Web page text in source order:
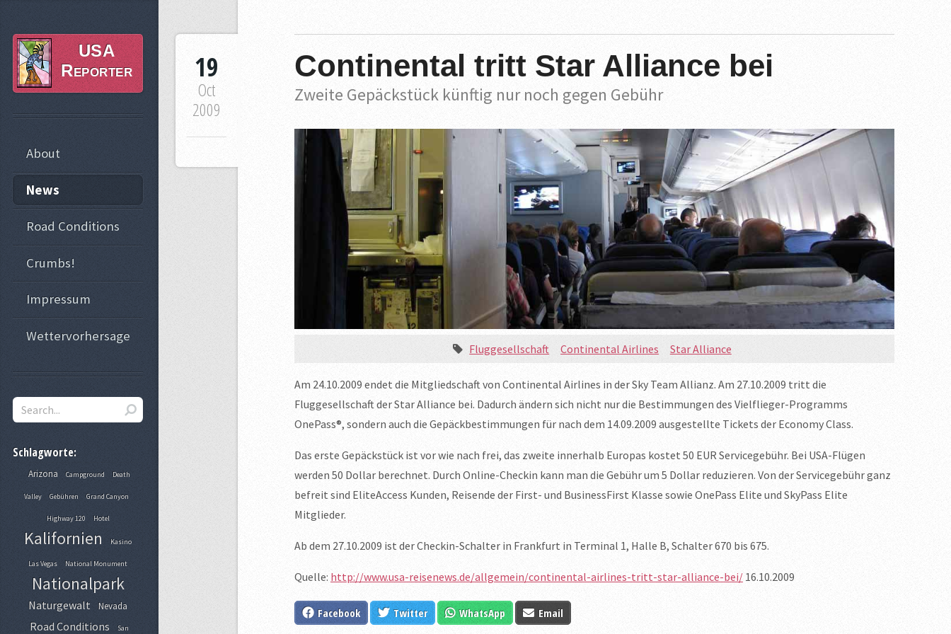
Continental tritt Star Alliance bei
Zweite Gepäckstück künftig nur noch gegen Gebühr
19
Oct
2009
Fluggesellschaft Continental Airlines Star Alliance
Am 24.10.2009 endet die Mitgliedschaft von Continental Airlines in der Sky Team Allianz. Am 27.10.2009 tritt die
Fluggesellschaft der Star Alliance bei. Dadurch ändern sich nicht nur die Bestimmungen des Vielflieger-Programms
OnePass®, sondern auch die Gepäckbestimmungen für nach dem 14.09.2009 ausgestellte Tickets der Economy Class.
Das erste Gepäckstück ist vor wie nach frei, das zweite innerhalb Europas kostet 50 EUR Servicegebühr. Bei USA-Flügen
werden 50 Dollar berechnet. Durch Online-Checkin kann man die Gebühr um 5 Dollar reduzieren. Von der Servicegebühr ganz
befreit sind EliteAccess Kunden, Reisende der First- und BusinessFirst Klasse sowie OnePass Elite und SkyPass Elite
Mitglieder.
Ab dem 27.10.2009 ist der Checkin-Schalter in Frankfurt in Terminal 1, Halle B, Schalter 670 bis 675.
Quelle: http://www.usa-reisenews.de/allgemein/continental-airlines-tritt-star-alliance-bei/ 16.10.2009
Facebook Twitter WhatsApp Email
USA
Reporter
About
News
Road Conditions
Crumbs!
Impressum
Wettervorhersage
Schlagworte:
Arizona Campground Death
Valley Gebühren Grand Canyon
Highway 120 Hotel
Kalifornien Kasino
Las Vegas National Monument
Nationalpark
Naturgewalt Nevada
Road Conditions San